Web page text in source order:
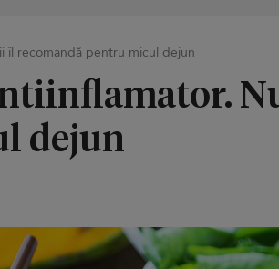
îl recomandă pentru micul dejun
dejun